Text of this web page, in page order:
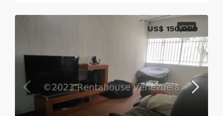
VENTA
US$ 150,000